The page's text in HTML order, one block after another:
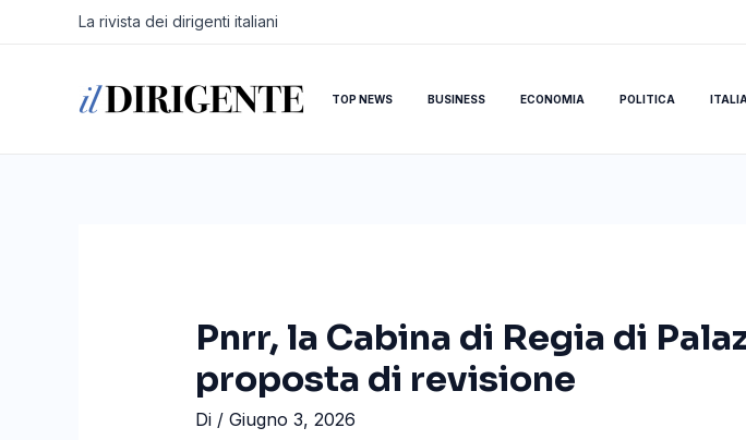
La rivista dei dirigenti italiani
TOP NEWS BUSINESS ECONOMIA POLITICA ITALIA
Pnrr, la Cabina di Regia di
proposta di revisione
Di / Giugno 3, 2026
Navigazione